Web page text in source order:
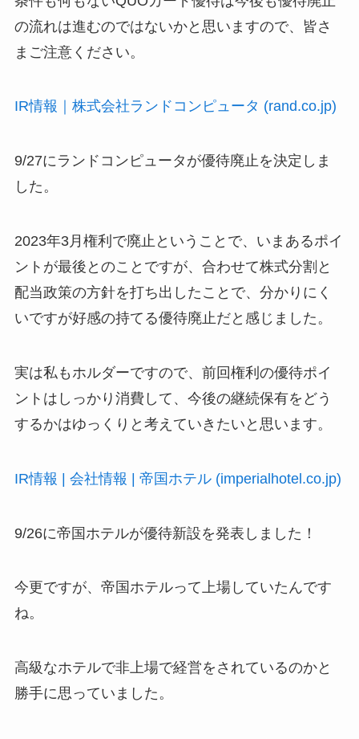
の流れは進むのではないかと思いますので、皆さ
まご注意ください。
IR情報｜株式会社ランドコンピュータ (rand.co.jp)
9/27にランドコンピュータが優待廃止を決定しま
した。
2023年3月権利で廃止ということで、いまあるポイ
ントが最後とのことですが、合わせて株式分割と
配当政策の方針を打ち出したことで、分かりにく
いですが好感の持てる優待廃止だと感じました。
実は私もホルダーですので、前回権利の優待ポイ
ントはしっかり消費して、今後の継続保有をどう
するかはゆっくりと考えていきたいと思います。
IR情報 | 会社情報 | 帝国ホテル (imperialhotel.co.jp)
9/26に帝国ホテルが優待新設を発表しました！
今更ですが、帝国ホテルって上場していたんです
ね。
高級なホテルで非上場で経営をされているのかと
勝手に思っていました。